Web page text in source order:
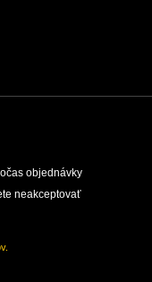
SLOVENSKÝCH
objednávky
neakceptovať